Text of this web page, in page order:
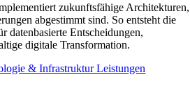
zukunftsfähige Architekturen,
abgestimmt sind. So entsteht die
datenbasierte Entscheidungen,
digitale Transformation.
& Infrastruktur Leistungen